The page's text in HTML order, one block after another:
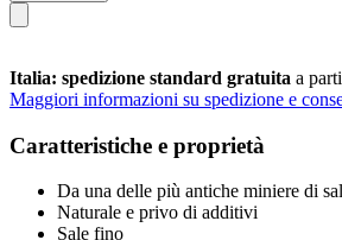
Italia: spedizione standard gratuita a
Maggiori informazioni su spedizione e
Caratteristiche e proprietà
Da una delle più antiche miniere di
Naturale e privo di additivi
Sale fino